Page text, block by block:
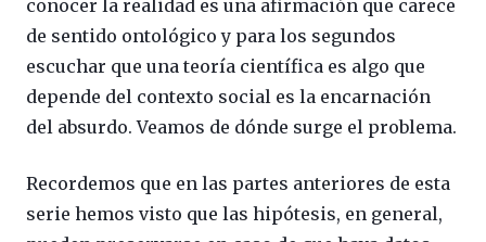
conocer la realidad es una afirmación que carece
de sentido ontológico y para los segundos
escuchar que una teoría científica es algo que
depende del contexto social es la encarnación
del absurdo. Veamos de dónde surge el problema.
Recordemos que en las partes anteriores de esta
serie hemos visto que las hipótesis, en general,